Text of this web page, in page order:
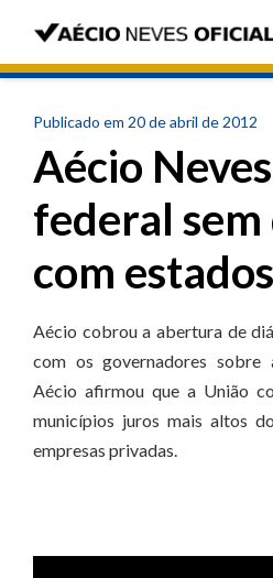
Publicado em 20 de abril de 2012
Aécio
federal
com estados
Aécio cobrou a abertura de
com os governadores sobre
Aécio afirmou que a União
municípios juros mais altos
empresas privadas.